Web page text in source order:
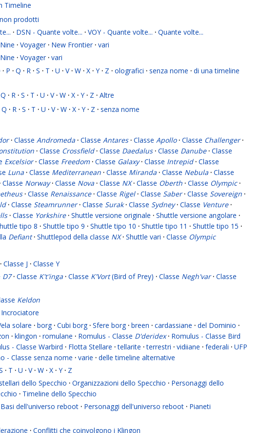
Timeline
prodotti
· DSN - Quante volte... · VOY - Quante volte... · Quante volte...
· Voyager · New Frontier · vari
· Voyager · vari
· P · Q · R · S · T · U · V · W · X · Y · Z · olografici · senza nome · di una timeline
Q · R · S · T · U · V · W · X · Y · Z · Altre
Q · R · S · T · U · V · W · X · Y · Z · senza nome
· Classe Andromeda · Classe Antares · Classe Apollo · Classe Challenger ·
· Classe Crossfield · Classe Daedalus · Classe Danube · Classe
Excelsior · Classe Freedom · Classe Galaxy · Classe Intrepid · Classe
Luna · Classe Mediterranean · Classe Miranda · Classe Nebula · Classe
Classe Norway · Classe Nova · Classe NX · Classe Oberth · Classe Olympic ·
· Classe Renaissance · Classe Rigel · Classe Saber · Classe Sovereign ·
· Classe Steamrunner · Classe Surak · Classe Sydney · Classe Venture ·
· Classe Yorkshire · Shuttle versione originale · Shuttle versione angolare ·
tipo 8 · Shuttle tipo 9 · Shuttle tipo 10 · Shuttle tipo 11 · Shuttle tipo 15 ·
Defiant · Shuttlepod della classe NX · Shuttle vari · Classe Olympic
· Classe J · Classe Y
D7 · Classe K't'inga · Classe K'Vort(Bird of Prey) · Classe Negh'var · Classe
Keldon
Incrociatore
solare · borg · Cubi borg · Sfere borg · breen · cardassiane · del Dominio ·
· klingon · romulane · Romulus - Classe D'deridex · Romulus - Classe Bird
- Classe Warbird · Flotta Stellare · tellarite · terrestri · vidiiane · federali · UFP
- Classe senza nome · varie · delle timeline alternative
· T · U · V · W · X · Y · Z
dello Specchio · Organizzazioni dello Specchio · Personaggi dello
· Timeline dello Specchio
Basi dell'universo reboot · Personaggi dell'universo reboot · Pianeti
· Conflitti che coinvolgono i Klingon